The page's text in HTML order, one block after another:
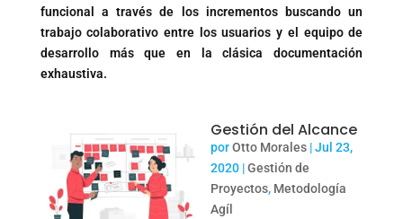
funcional a través de los incrementos buscando un
trabajo colaborativo entre los usuarios y el equipo de
desarrollo más que en la clásica documentación
exhaustiva.
Gestión del Alcance
porOtto Morales|Jul 23,
2020|Gestión de
Proyectos, Metodología
Agíl